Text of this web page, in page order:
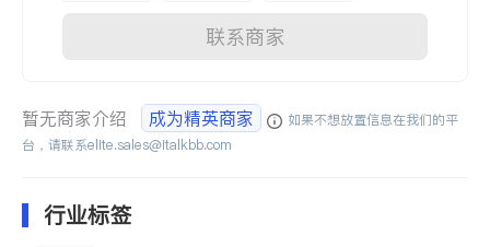
联系商家
暂无商家介绍 成为精英商家
如果不想放置信息在我们的平
台，请联系elite.sales@italkbb.com
行业标签